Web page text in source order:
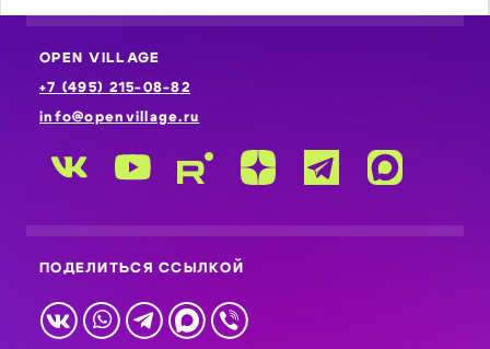
OPEN VILLAGE
+7 (495) 215-08-82
info@openvillage.ru
ПОДЕЛИТЬСЯ ССЫЛКОЙ